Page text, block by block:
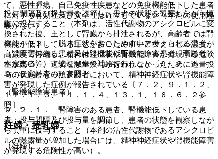
投与間隔及び投与量を調節し、患者の状態を観察しながら慎
重に投与すること（本剤は、活性代謝物のアシクロビルに変
換された後、主として腎臓から排泄されるが、高齢者では腎
機能が低下していることが多いため血中アシクロビル濃度が
高濃度で持続し、精神神経症状や腎機能障害が発現する危険
性が高い）。適切な減量投与が行われなかったために過量投
与の状態となった高齢者において、精神神経症状や腎機能障
害が発現した症例が報告されている〔７．２、９．１．２、
１１．１．３、１１．１．４、１３．１、１６．６．２参
照〕。
妊婦・授乳婦
（妊婦）
て、悪性腫瘍、自己免疫性疾患などの免疫機能低下した患者
に対する有効性及び安全性は確立していない（本剤の使用経
験がない）。
９．１．２． 脱水症状をおこしやすいと考えられる患者
（腎障害のある患者又は腎機能低下している患者、高齢者、
水痘患者等）：適切な水分補給を行うこと〔９．２．１、
９．８高齢者の項参照〕。
（腎機能障害患者）
９．２．１． 腎障害のある患者、腎機能低下している患
者：投与間隔及び投与量を調節し、患者の状態を観察しなが
ら慎重に投与すること（本剤の活性代謝物であるアシクロビ
ルの曝露量が増加した場合には、精神神経症状や腎機能障害
が発現する危険性が高い）。